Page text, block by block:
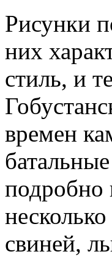
Рисунки
них
стиль, и
времен
подробно
свиней,